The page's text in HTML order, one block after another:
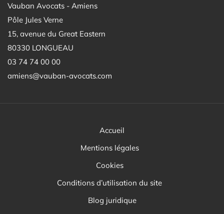
Vauban Avocats - Amiens
Pôle Jules Verne
15, avenue du Great Eastern
80330 LONGUEAU
03 74 74 00 00
amiens@vauban-avocats.com
Accueil
Mentions légales
Cookies
Conditions d’utilisation du site
Blog juridique